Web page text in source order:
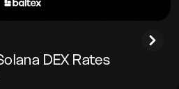
DEX Rates